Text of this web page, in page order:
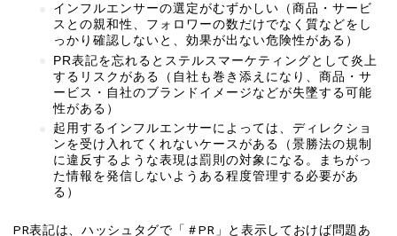
インフルエンサーの選定がむずかしい（商品・サービ
スとの親和性、フォロワーの数だけでなく質などをし
っかり確認しないと、効果が出ない危険性がある）
PR表記を忘れるとステルスマーケティングとして炎上
するリスクがある（自社も巻き添えになり、商品・サ
ービス・自社のブランドイメージなどが失墜する可能
性がある）
起用するインフルエンサーによっては、ディレクショ
ンを受け入れてくれないケースがある（景勝法の規制
に違反するような表現は罰則の対象になる。まちがっ
た情報を発信しないようある程度管理する必要があ
る）
PR表記は、ハッシュタグで「＃PR」と表示しておけば問題あ